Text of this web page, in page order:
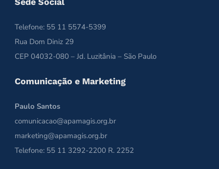
Telefone: 55 11 5574-5399
Rua Dom Diniz 29
CEP 04032-080 – Jd. Luzitânia – São Paulo
Comunicação e Marketing
Paulo Santos
comunicacao@apamagis.org.br
marketing@apamagis.org.br
Telefone: 55 11 3292-2200 R. 2252